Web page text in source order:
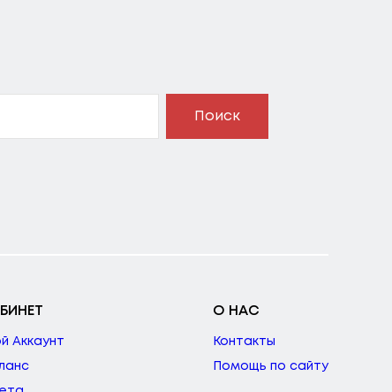
Поиск
Аккаунт
О НАС
Контакты
Помощь по сайту